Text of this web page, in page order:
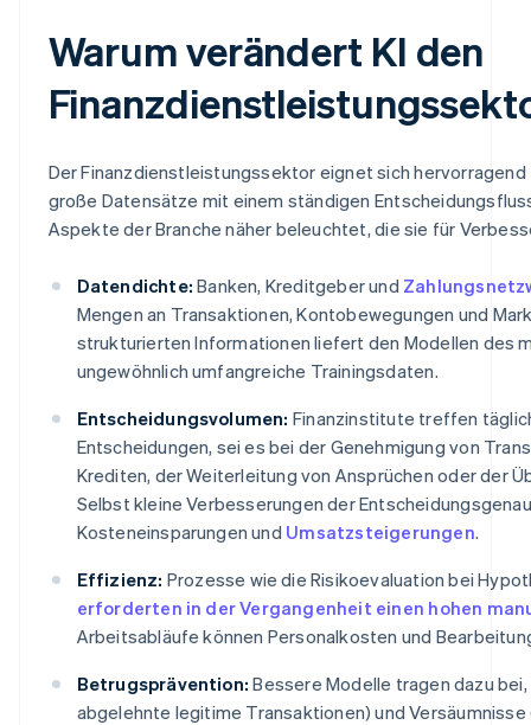
Warum verändert KI den
Der Finanzdienstleistungssektor eignet sich hervorragend
große Datensätze mit einem ständigen
Aspekte der Branche näher beleuchtet, die sie für
Datendichte: Banken, Kreditgeber und
Mengen an Transaktionen, Kontobewegungen und
strukturierten Informationen liefert den Modellen des
ungewöhnlich umfangreiche Trainingsdaten.
Entscheidungsvolumen: Finanzinstitute treffen
Entscheidungen, sei es bei der Genehmigung von
Krediten, der Weiterleitung von Ansprüchen oder der
Selbst kleine Verbesserungen der
Kosteneinsparungen und Umsatzsteigerungen.
Effizienz: Prozesse wie die Risikoevaluation bei
erforderten in der Vergangenheit einen hohen
Arbeitsabläufe können Personalkosten und
Betrugsprävention: Bessere Modelle tragen dazu bei,
abgelehnte legitime Transaktionen) und